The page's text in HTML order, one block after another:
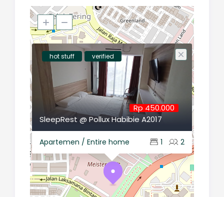
hot stuff verified
SleepRest @ Pollux Habibie A2017
Apartemen / Entire home 2
1
Rp 450.000